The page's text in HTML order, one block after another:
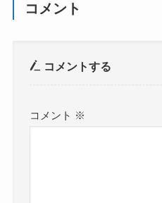
コメント
コメントする
コメント ※